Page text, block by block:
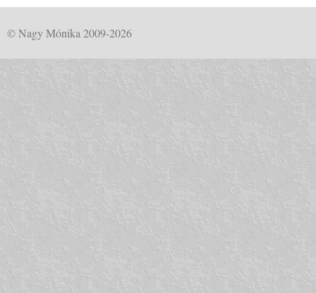
© Nagy Mónika 2009-2026